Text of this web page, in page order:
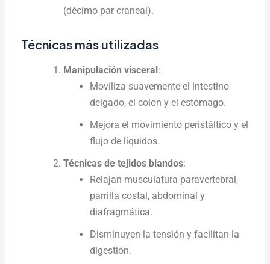
(décimo par craneal).
Técnicas más utilizadas
Manipulación visceral:
Moviliza suavemente el intestino
delgado, el colon y el estómago.
Mejora el movimiento peristáltico y el
flujo de líquidos.
Técnicas de tejidos blandos:
Relajan musculatura paravertebral,
parrilla costal, abdominal y
diafragmática.
Disminuyen la tensión y facilitan la
digestión.